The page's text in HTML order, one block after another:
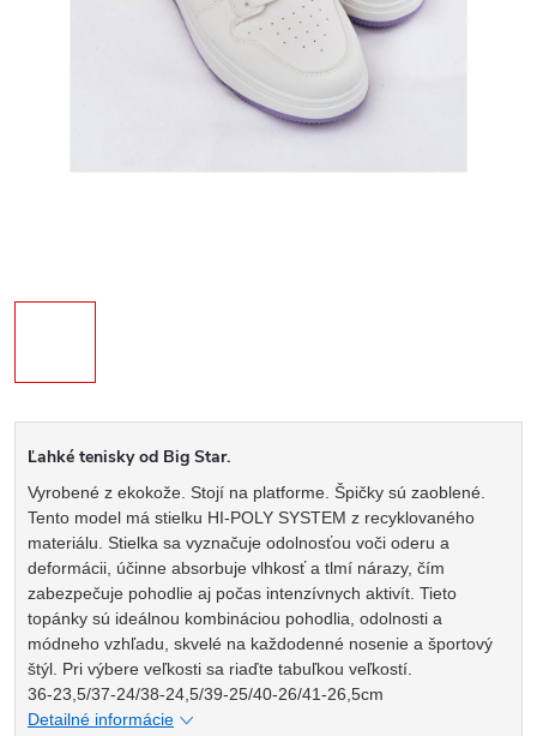
Ľahké tenisky od Big Star.
Vyrobené z ekokože. Stojí na platforme. Špičky sú zaoblené.
Tento model má stielku HI-POLY SYSTEM z recyklovaného
materiálu. Stielka sa vyznačuje odolnosťou voči oderu a
deformácii, účinne absorbuje vlhkosť a tlmí nárazy, čím
zabezpečuje pohodlie aj počas intenzívnych aktivít. Tieto
topánky sú ideálnou kombináciou pohodlia, odolnosti a
módneho vzhľadu, skvelé na každodenné nosenie a športový
štýl. Pri výbere veľkosti sa riaďte tabuľkou veľkostí.
36-23,5/37-24/38-24,5/39-25/40-26/41-26,5cm
Detailné informácie